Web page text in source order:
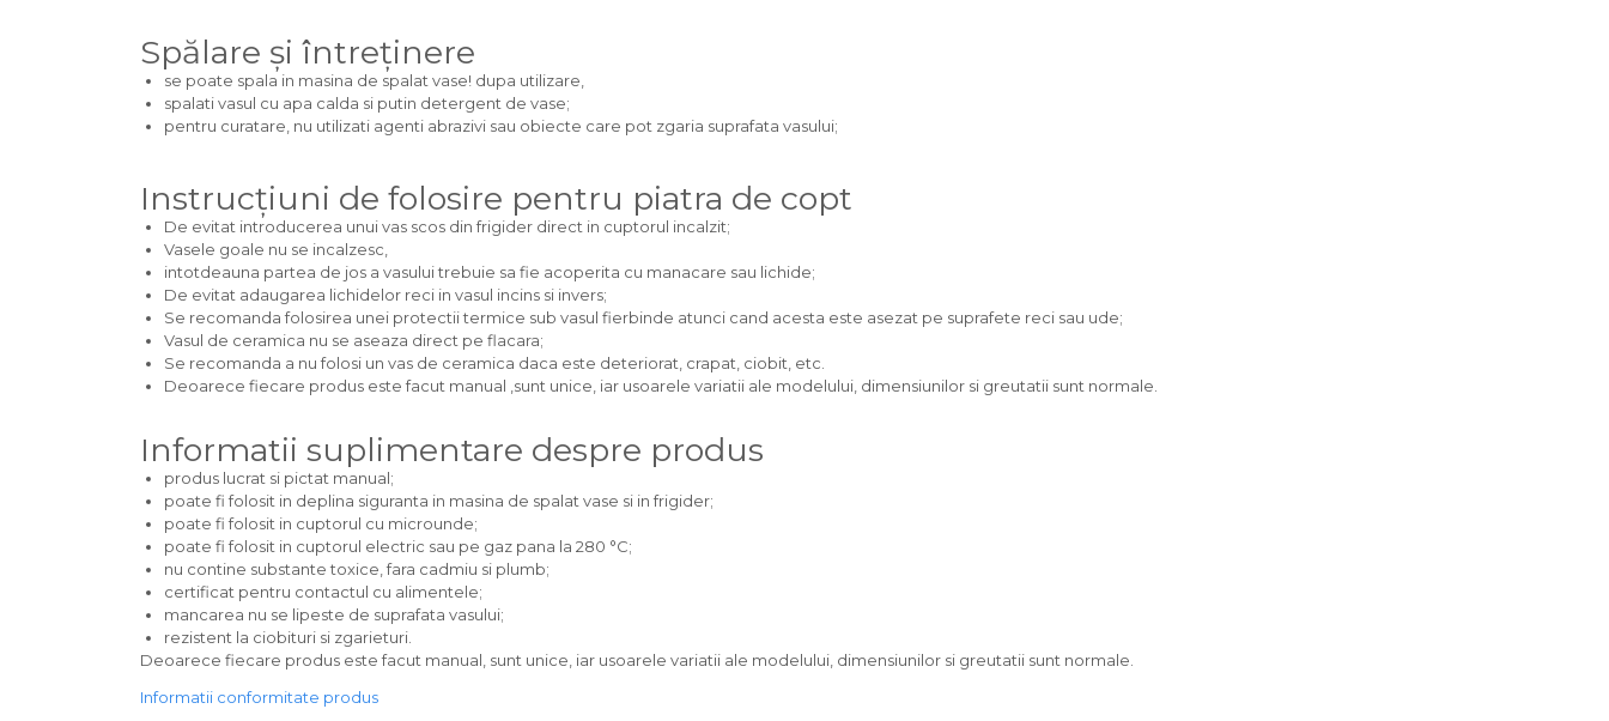
Spălare și întreținere
se poate spala in masina de spalat vase! dupa utilizare,
spalati vasul cu apa calda si putin detergent de vase;
pentru curatare, nu utilizati agenti abrazivi sau obiecte care pot zgaria suprafata vasului;
Instrucțiuni de folosire pentru piatra de copt
De evitat introducerea unui vas scos din frigider direct in cuptorul incalzit;
Vasele goale nu se incalzesc,
intotdeauna partea de jos a vasului trebuie sa fie acoperita cu manacare sau lichide;
De evitat adaugarea lichidelor reci in vasul incins si invers;
Se recomanda folosirea unei protectii termice sub vasul fierbinde atunci cand acesta este asezat pe suprafete reci sau ude;
Vasul de ceramica nu se aseaza direct pe flacara;
Se recomanda a nu folosi un vas de ceramica daca este deteriorat, crapat, ciobit, etc.
Deoarece fiecare produs este facut manual ,sunt unice, iar usoarele variatii ale modelului, dimensiunilor si greutatii sunt normale.
Informatii suplimentare despre produs
produs lucrat si pictat manual;
poate fi folosit in deplina siguranta in masina de spalat vase si in frigider;
poate fi folosit in cuptorul cu microunde;
poate fi folosit in cuptorul electric sau pe gaz pana la 280 °C;
nu contine substante toxice, fara cadmiu si plumb;
certificat pentru contactul cu alimentele;
mancarea nu se lipeste de suprafata vasului;
rezistent la ciobituri si zgarieturi.
Deoarece fiecare produs este facut manual, sunt unice, iar usoarele variatii ale modelului, dimensiunilor si greutatii sunt normale.
Informatii conformitate produs